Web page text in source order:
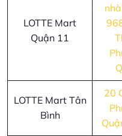
LOTTE Mart
Quận 11
LOTTE Mart Tân
Bình
20